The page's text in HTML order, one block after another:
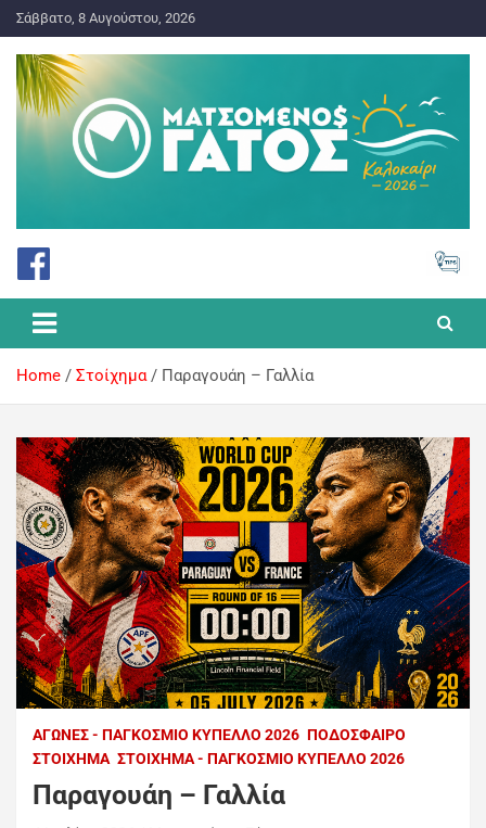
Σάββατο, 8 Αυγούστου, 2026
Ματσωμένος Γάτος – Όλα για
το Στοίχημα
Home Στοίχημα Παραγουάη – Γαλλία
ΑΓΏΝΕΣ - ΠΑΓΚΌΣΜΙΟ ΚΎΠΕΛΛΟ 2026 ΠΟΔΌΣΦΑΙΡΟ
ΣΤΟΊΧΗΜΑ ΣΤΟΊΧΗΜΑ - ΠΑΓΚΌΣΜΙΟ ΚΎΠΕΛΛΟ 2026
Παραγουάη – Γαλλία